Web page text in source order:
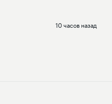
10 часов назад